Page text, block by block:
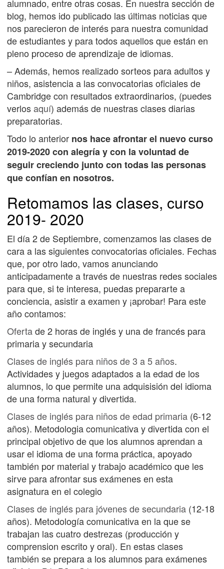
alumnado, entre otras cosas. En nuestra sección de
blog, hemos ido publicado las últimas noticias que
nos parecieron de interés para nuestra comunidad
de estudiantes y para todos aquellos que están en
pleno proceso de aprendizaje de idiomas.
– Además, hemos realizado sorteos para adultos y
niños, asistencia a las convocatorias oficiales de
Cambridge con resultados extraordinarios, (puedes
verlosaquí) además de nuestras clases diarias
preparatorias.
Todo lo anterior nos hace afrontar el nuevo curso
2019-2020 con alegría y con la voluntad de
seguir creciendo junto con todas las personas
que confían en nosotros.
Retomamos las clases, curso
2019- 2020
El día 2 de Septiembre, comenzamos las clases de
cara a las siguientes convocatorias oficiales. Fechas
que, por otro lado, vamos anunciando
anticipadamente a través de nuestras redes sociales
para que, si te interesa, puedas prepararte a
conciencia, asistir a examen y ¡aprobar! Para este
año contamos:
Ofertade 2 horas de inglés y una de francés para
primaria y secundaria
Clases de inglés para niños de 3 a 5 años.
Actividades y juegos adaptados a la edad de los
alumnos, lo que permite una adquisisión del idioma
de una forma natural y divertida.
Clases de inglés para niños de edad primaria (6-12
años). Metodologia comunicativa y divertida con el
principal objetivo de que los alumnos aprendan a
usar el idioma de una forma práctica, apoyado
también por material y trabajo académico que les
sirve para afrontar sus exámenes en esta
asignatura en el colegio
Clases de inglés para jóvenes de secundaria (12-18
años). Metodología comunicativa en la que se
trabajan las cuatro destrezas (producción y
comprension escrito y oral). En estas clases
también se prepara a los alumnos para exámenes